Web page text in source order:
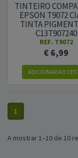
TINTEIRO
EPSON T9072
TINTA
C13T907240
REF. T9072
€ 6,99
ADICIONARAO
1
A mostrar 1–10 de 10